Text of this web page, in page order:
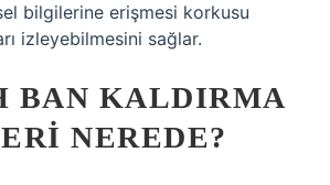
bilgilerine erişmesi korkusu
izleyebilmesini sağlar.
BAN KALDIRMA
NEREDE?